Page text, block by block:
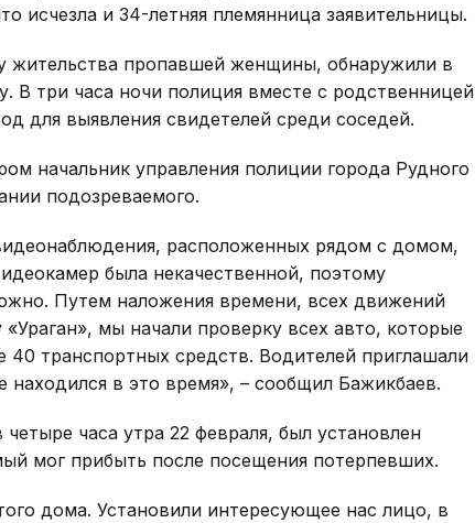
исчезла и 34-летняя племянница заявительницы.
жительства пропавшей женщины, обнаружили в
В три часа ночи полиция вместе с родственницей
для выявления свидетелей среди соседей.
начальник управления полиции города Рудного
подозреваемого.
расположенных рядом с домом,
была некачественной, поэтому
Путем наложения времени, всех движений
мы начали проверку всех авто, которые
40 транспортных средств. Водителей приглашали
находился в это время», – сообщил Бажикбаев.
часа утра 22 февраля, был установлен
мог прибыть после посещения потерпевших.
дома. Установили интересующее нас лицо, в